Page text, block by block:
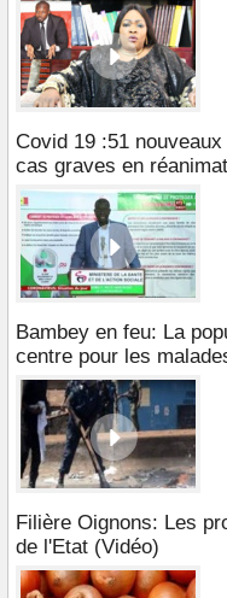
Covid 19 :51
cas graves en
Bambey en feu: La
centre pour les
Filière Oignons: Les
de l'Etat (Vidéo)